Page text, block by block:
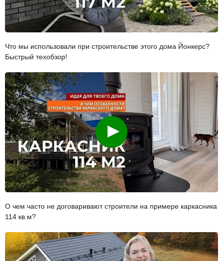
Что мы использовали при строительстве этого дома Йонкерс?
Быстрый техобзор!
Смотреть
О чем часто не договаривают строители на примере каркасника
114 кв.м?